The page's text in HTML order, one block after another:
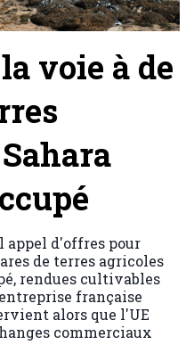
voie à de
appel d'offres pour
de terres agricoles
rendues cultivables
française
alors que l'UE
commerciaux